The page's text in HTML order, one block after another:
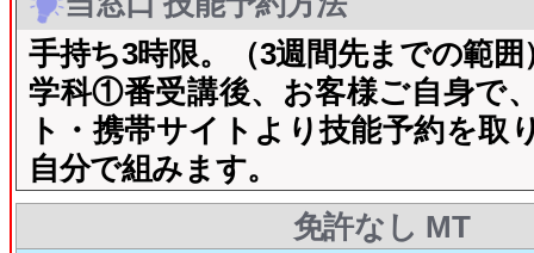
手持ち3時限。（3週間先までの範囲
学科①番受講後、お客様ご自身で
ト・携帯サイトより技能予約を取
自分で組みます。
免許なし MT